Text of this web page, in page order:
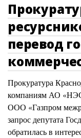
перевод
Прокуратура
компаниям АО
ООО «Газпром
запрос депутата
обратилась в